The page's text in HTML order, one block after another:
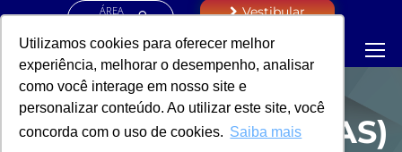
Utilizamos cookies para oferecer melhor
experiência, melhorar o desempenho, analisar
como você interage em nosso site e
personalizar conteúdo. Ao utilizar este site, você
concorda com o uso de cookies. Saiba mais
ÁREA
Vestibular
PROEXAC (NOTÍCIAS)